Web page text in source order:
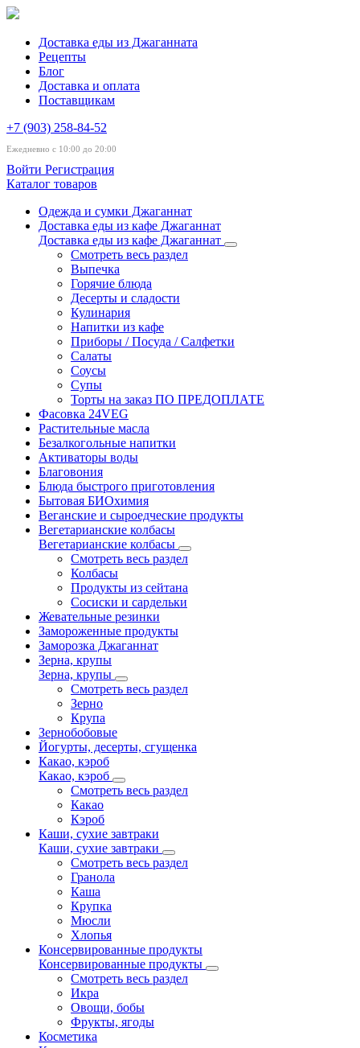
Доставка еды из Джаганната
Рецепты
Блог
Доставка и оплата
Поставщикам
+7 (903) 258-84-52
Ежедневно с 10:00 до 20:00
Войти Регистрация
Каталог товаров
Одежда и сумки Джаганнат
Доставка еды из кафе Джаганнат
Доставка еды из кафе Джаганнат
Смотреть весь раздел
Выпечка
Горячие блюда
Десерты и сладости
Кулинария
Напитки из кафе
Приборы / Посуда / Салфетки
Салаты
Соусы
Супы
Торты на заказ ПО ПРЕДОПЛАТЕ
Фасовка 24VEG
Растительные масла
Безалкогольные напитки
Активаторы воды
Благовония
Блюда быстрого приготовления
Бытовая БИОхимия
Веганские и сыроедческие продукты
Вегетарианские колбасы
Вегетарианские колбасы
Смотреть весь раздел
Колбасы
Продукты из сейтана
Сосиски и сардельки
Жевательные резинки
Замороженные продукты
Заморозка Джаганнат
Зерна, крупы
Зерна, крупы
Смотреть весь раздел
Зерно
Крупа
Зернобобовые
Йогурты, десерты, сгущенка
Какао, кэроб
Какао, кэроб
Смотреть весь раздел
Какао
Кэроб
Каши, сухие завтраки
Каши, сухие завтраки
Смотреть весь раздел
Гранола
Каша
Крупка
Мюсли
Хлопья
Консервированные продукты
Консервированные продукты
Смотреть весь раздел
Икра
Овощи, бобы
Фрукты, ягоды
Косметика